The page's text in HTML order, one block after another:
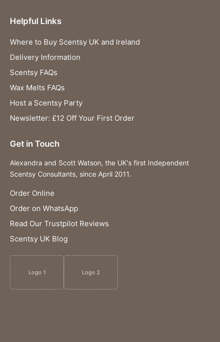
Helpful Links
Where to Buy Scentsy UK and Ireland
Delivery Information
Scentsy FAQs
Wax Melts FAQs
Host a Scentsy Party
Newsletter: £12 Off Your First Order
Get in Touch
Alexandra and Scott Watson, the UK's first Independent
Scentsy Consultants, since April 2011.
Order Online
Order on WhatsApp
Read Our Trustpilot Reviews
Scentsy UK Blog
Logo 1 Logo 2